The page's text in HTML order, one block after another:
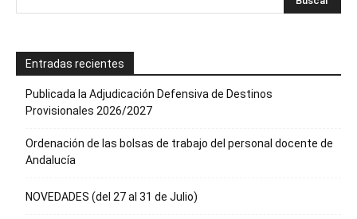
Entradas recientes
Publicada la Adjudicación Defensiva de Destinos
Provisionales 2026/2027
Ordenación de las bolsas de trabajo del personal docente de
Andalucía
NOVEDADES (del 27 al 31 de Julio)